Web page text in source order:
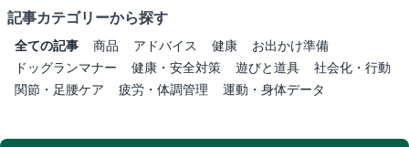
記事カテゴリーから探す
全ての記事 商品 アドバイス 健康
お出かけ準備
ドッグランマナー
健康・安全対策 遊びと道具
社会化・行動
関節・足腰ケア
疲労・体調管理 運動・身体データ